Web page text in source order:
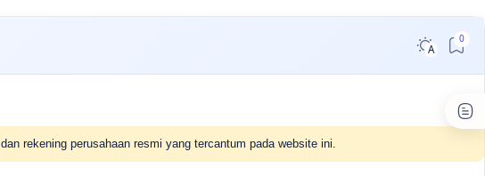
dan rekening perusahaan resmi yang tercantum pada website ini.